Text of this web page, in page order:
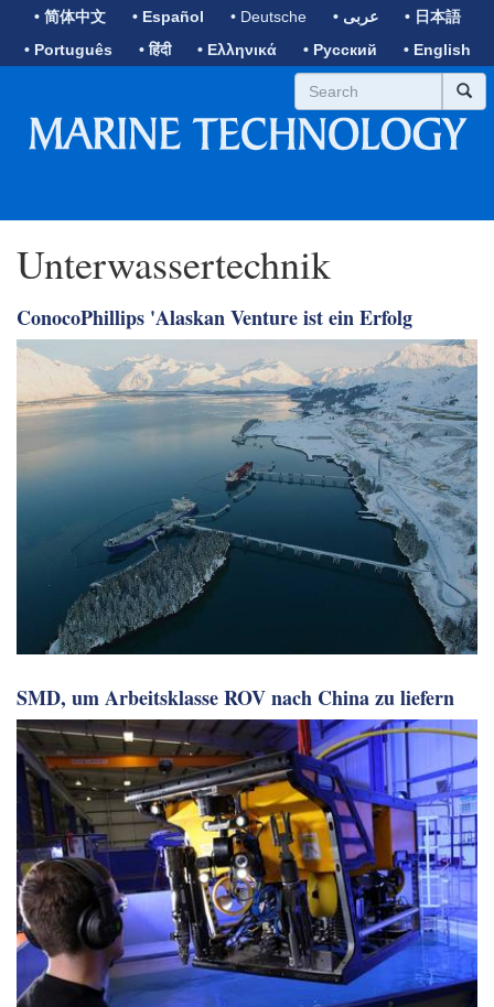
• 简体中文 • Español • Deutsche • عربى
• 日本語
• Português
• हिंदी • Ελληνικά • Русский • English
Unterwassertechnik
ConocoPhillips 'Alaskan Venture ist ein Erfolg
SMD, um Arbeitsklasse ROV nach China zu liefern